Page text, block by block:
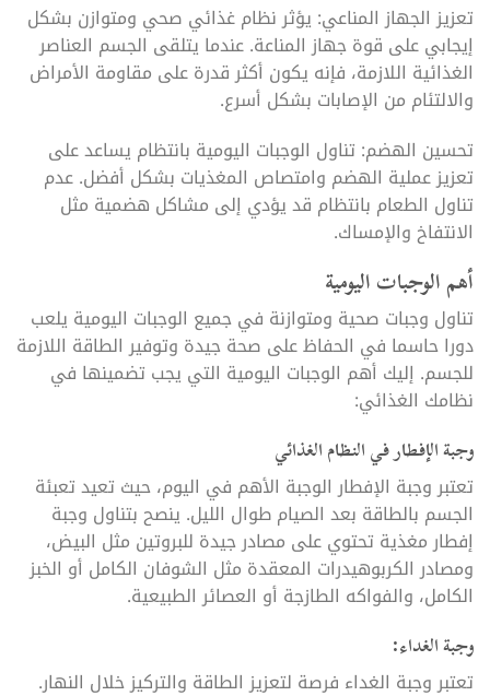
تعزيز الجهاز المناعي: يؤثر نظام غذائي صحي ومتوازن بشكل
إيجابي على قوة جهاز المناعة. عندما يتلقى الجسم العناصر
الغذائية اللازمة، فإنه يكون أكثر قدرة على مقاومة الأمراض
والالتئام من الإصابات بشكل أسرع.
تحسين الهضم: تناول الوجبات اليومية بانتظام يساعد على
تعزيز عملية الهضم وامتصاص المغذيات بشكل أفضل. عدم
تناول الطعام بانتظام قد يؤدي إلى مشاكل هضمية مثل
الانتفاخ والإمساك.
أهم الوجبات اليومية
تناول وجبات صحية ومتوازنة في جميع الوجبات اليومية يلعب
دورا حاسما في الحفاظ على صحة جيدة وتوفير الطاقة اللازمة
للجسم. إليك أهم الوجبات اليومية التي يجب تضمينها في
نظامك الغذائي:
وجبة الإفطار في النظام الغذائي
تعتبر وجبة الإفطار الوجبة الأهم في اليوم، حيث تعيد تعبئة
الجسم بالطاقة بعد الصيام طوال الليل. ينصح بتناول وجبة
إفطار مغذية تحتوي على مصادر جيدة للبروتين مثل البيض،
ومصادر الكربوهيدرات المعقدة مثل الشوفان الكامل أو الخبز
الكامل، والفواكه الطازجة أو العصائر الطبيعية.
وجبة الغداء:
تعتبر وجبة الغداء فرصة لتعزيز الطاقة والتركيز خلال النهار.